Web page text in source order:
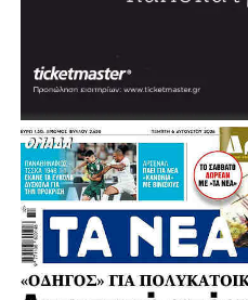
προστασίας και τις
αντιστοιχούν στις
Ο σχεδιασμός της
συγκροτεί ένα ενιαίο
βασίζεται σε
συγκεκριμένα στάδια
χρονοδιαγράμματα, διαρκή
διοικητική και οικονομική